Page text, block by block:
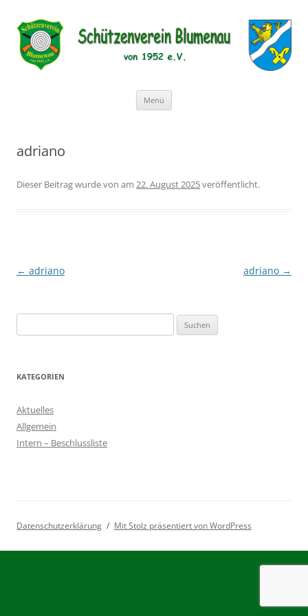
Schützenverein Blumenau von
1952 e.V.
Menü
adriano
Dieser Beitrag wurdevon am 22. August 2025veröffentlicht.
Beitragsnavigation
← adriano adriano →
nach:
KATEGORIEN
Aktuelles
Allgemein
Intern – Beschlussliste
Datenschutzerklärung Mit Stolz präsentiert von WordPress